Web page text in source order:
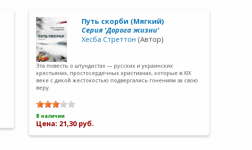
Путь скорби (Мягкий)
Серия 'Дорога жизни'
Хесба Стреттон (Автор)
Эта повесть о штундистах — русских и украинских
крестьянах, простосердечных христианах, которые в XIX
веке с дикой жестокостью подвергались гонениям за свою
веру.
В наличии
Цена: 21,30 руб.